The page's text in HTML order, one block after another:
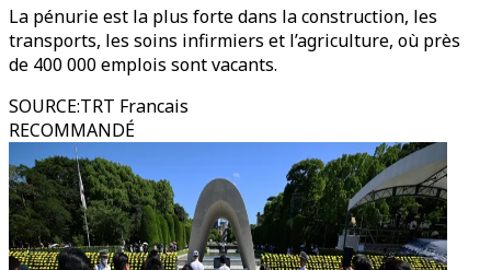
La pénurie est la plus forte dans la construction, les
transports, les soins infirmiers et l’agriculture, où près
de 400 000 emplois sont vacants.
SOURCE:TRT Francais
RECOMMANDÉ